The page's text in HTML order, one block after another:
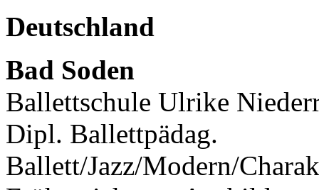
Deutschland
Bad Soden
Ballettschule Ulrike
Dipl. Ballettpädag.
Ballett/Jazz/Modern/